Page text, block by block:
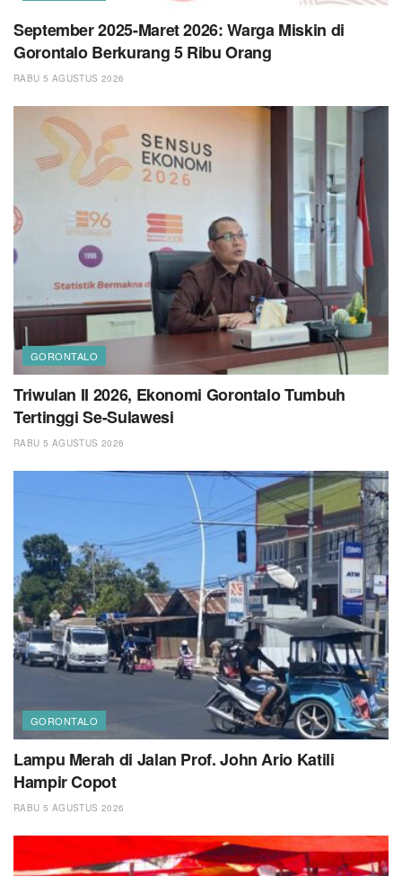
September 2025-Maret 2026: Warga Miskin di
Gorontalo Berkurang 5 Ribu Orang
RABU 5 AGUSTUS 2026
GORONTALO
Triwulan II 2026, Ekonomi Gorontalo Tumbuh
Tertinggi Se-Sulawesi
RABU 5 AGUSTUS 2026
GORONTALO
Lampu Merah di Jalan Prof. John Ario Katili
Hampir Copot
RABU 5 AGUSTUS 2026